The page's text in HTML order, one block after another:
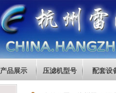
产品展示 压滤机型号 配套设